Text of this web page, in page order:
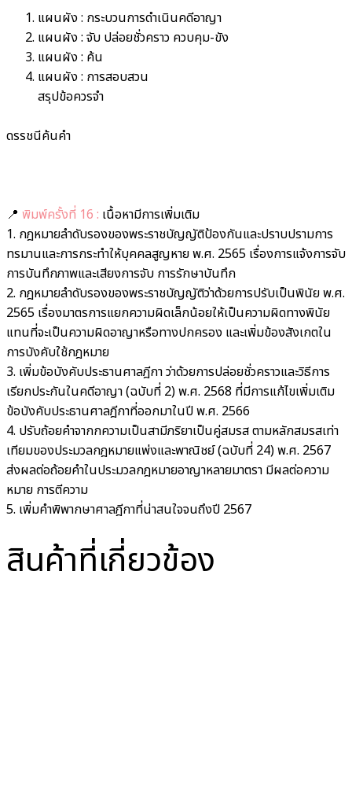
แผนผัง : กระบวนการดำเนินคดีอาญา
แผนผัง : จับ ปล่อยชั่วคราว ควบคุม-ขัง
แผนผัง : ค้น
แผนผัง : การสอบสวน
สรุปข้อควรจำ
ดรรชนีค้นคำ
📍 พิมพ์ครั้งที่ 16 : เนื้อหามีการเพิ่มเติม
1. กฎหมายลำดับรองของพระราชบัญญัติป้องกันและปราบปรามการ
ทรมานและการกระทำให้บุคคลสูญหาย พ.ศ. 2565 เรื่องการแจ้งการจับ
การบันทึกภาพและเสียงการจับ การรักษาบันทึก
2. กฎหมายลำดับรองของพระราชบัญญัติว่าด้วยการปรับเป็นพินัย พ.ศ.
2565 เรื่องมาตรการแยกความผิดเล็กน้อยให้เป็นความผิดทางพินัย
แทนที่จะเป็นความผิดอาญาหรือทางปกครอง และเพิ่มข้องสังเกตใน
การบังคับใช้กฎหมาย
3. เพิ่มข้อบังคับประธานศาลฎีกา ว่าด้วยการปล่อยชั่วคราวและวิธีการ
เรียกประกันในคดีอาญา (ฉบับที่ 2) พ.ศ. 2568 ที่มีการแก้ไขเพิ่มเติม
ข้อบังคับประธานศาลฎีกาที่ออกมาในปี พ.ศ. 2566
4. ปรับถ้อยคำจากกความเป็นสามีภริยาเป็นคู่สมรส ตามหลักสมรสเท่า
เทียมของประมวลกฎหมายแพ่งและพาณิชย์ (ฉบับที่ 24) พ.ศ. 2567
ส่งผลต่อถ้อยคำในประมวลกฎหมายอาญาหลายมาตรา มีผลต่อความ
หมาย การตีความ
5. เพิ่มคำพิพากษาศาลฎีกาที่น่าสนใจจนถึงปี 2567
สินค้าที่เกี่ยวข้อง